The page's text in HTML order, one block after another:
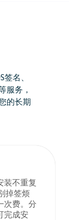
名、
服务，
的长期
装不重复
掉签烦
次费。分
完成安